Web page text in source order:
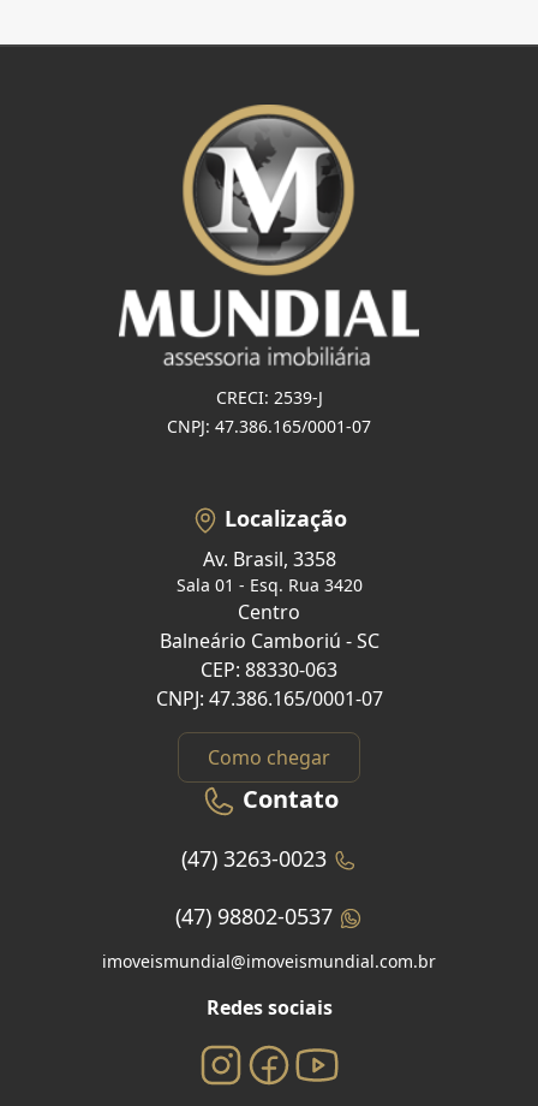
CRECI: 2539-J
CNPJ: 47.386.165/0001-07
Localização
Av. Brasil, 3358
Sala 01 - Esq. Rua 3420
Centro
Balneário Camboriú - SC
CEP: 88330-063
CNPJ: 47.386.165/0001-07
Como chegar
Contato
(47) 3263-0023
(47) 98802-0537
imoveismundial@imoveismundial.com.br
Redes sociais